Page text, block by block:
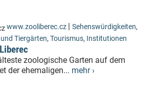
www.zooliberec.cz | Sehenswürdigkeiten,
Tiergärten, Tourismus, Institutionen
zoologische Garten auf dem
der ehemaligen... mehr ›